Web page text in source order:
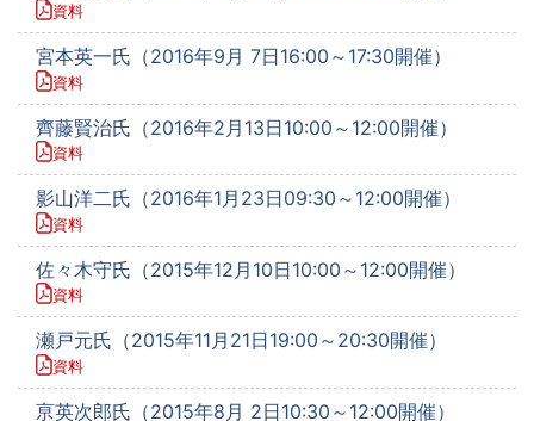
資料
宮本英一氏（2016年9月 7日16:00～17:30開催）
資料
齊藤賢治氏（2016年2月13日10:00～12:00開催）
資料
影山洋二氏（2016年1月23日09:30～12:00開催）
資料
佐々木守氏（2015年12月10日10:00～12:00開催）
資料
瀬戸元氏（2015年11月21日19:00～20:30開催）
資料
亰英次郎氏（2015年8月 2日10:30～12:00開催）